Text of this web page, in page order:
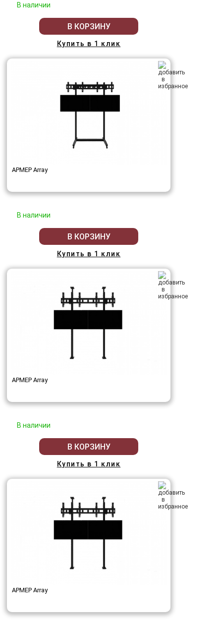
В наличии
В КОРЗИНУ
Купить в 1 клик
АРМЕР Array
В наличии
В КОРЗИНУ
Купить в 1 клик
АРМЕР Array
В наличии
В КОРЗИНУ
Купить в 1 клик
АРМЕР Array